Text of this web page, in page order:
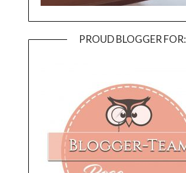
PROUD BLOGGER FOR: